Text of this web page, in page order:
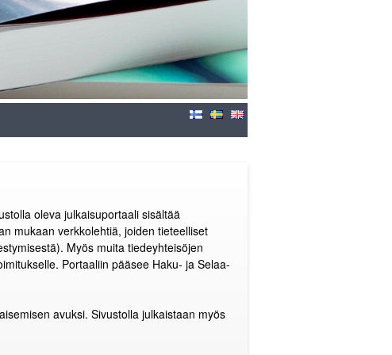
oleva julkaisuportaali sisältää
mukaan verkkolehtiä, joiden tieteelliset
Myös muita tiedeyhteisöjen
Portaaliin pääsee Haku- ja Selaa-
avuksi. Sivustolla julkaistaan myös